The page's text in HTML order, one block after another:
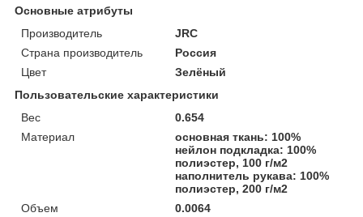
Основные атрибуты
Производитель
JRC
Страна производитель
Россия
Цвет
Зелёный
Пользовательские характеристики
Вес
0.654
Материал
основная ткань: 100%
нейлон подкладка: 100%
полиэстер, 100 г/м2
наполнитель рукава: 100%
полиэстер, 200 г/м2
Объем
0.0064